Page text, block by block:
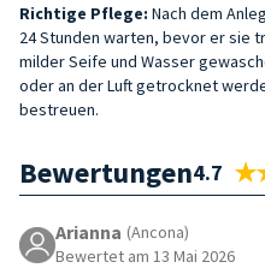
Richtige Pflege: Nach dem
24 Stunden warten, bevor er sie
milder Seife und Wasser
oder an der Luft getrocknet
bestreuen.
Bewertungen4.7
Arianna (Ancona)
Bewertet am 13 Mai 2026